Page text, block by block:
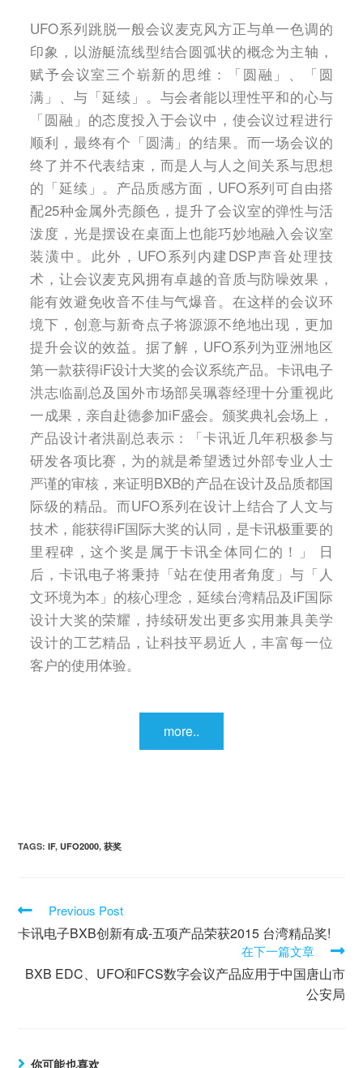
UFO系列跳脱一般会议麦克风方正与单一色调的
印象，以游艇流线型结合圆弧状的概念为主轴，
赋予会议室三个崭新的思维：「圆融」、「圆
满」、与「延续」。与会者能以理性平和的心与
「圆融」的态度投入于会议中，使会议过程进行
顺利，最终有个「圆满」的结果。而一场会议的
终了并不代表结束，而是人与人之间关系与思想
的「延续」。产品质感方面，UFO系列可自由搭
配25种金属外壳颜色，提升了会议室的弹性与活
泼度，光是摆设在桌面上也能巧妙地融入会议室
装潢中。此外，UFO系列内建DSP声音处理技
术，让会议麦克风拥有卓越的音质与防噪效果，
能有效避免收音不佳与气爆音。在这样的会议环
境下，创意与新奇点子将源源不绝地出现，更加
提升会议的效益。据了解，UFO系列为亚洲地区
第一款获得iF设计大奖的会议系统产品。卡讯电子
洪志临副总及国外市场部吴珮蓉经理十分重视此
一成果，亲自赴德参加iF盛会。颁奖典礼会场上，
产品设计者洪副总表示：「卡讯近几年积极参与
研发各项比赛，为的就是希望透过外部专业人士
严谨的审核，来证明BXB的产品在设计及品质都国
际级的精品。而UFO系列在设计上结合了人文与
技术，能获得iF国际大奖的认同，是卡讯极重要的
里程碑，这个奖是属于卡讯全体同仁的！」 日
后，卡讯电子将秉持「站在使用者角度」与「人
文环境为本」的核心理念，延续台湾精品及iF国际
设计大奖的荣耀，持续研发出更多实用兼具美学
设计的工艺精品，让科技平易近人，丰富每一位
客户的使用体验。
more..
TAGS:IF, UFO2000, 获奖
Previous Post
卡讯电子BXB创新有成-五项产品荣获2015 台湾精品奖!
在下一篇文章
BXB EDC、UFO和FCS数字会议产品应用于中国唐山市
公安局
你可能也喜欢